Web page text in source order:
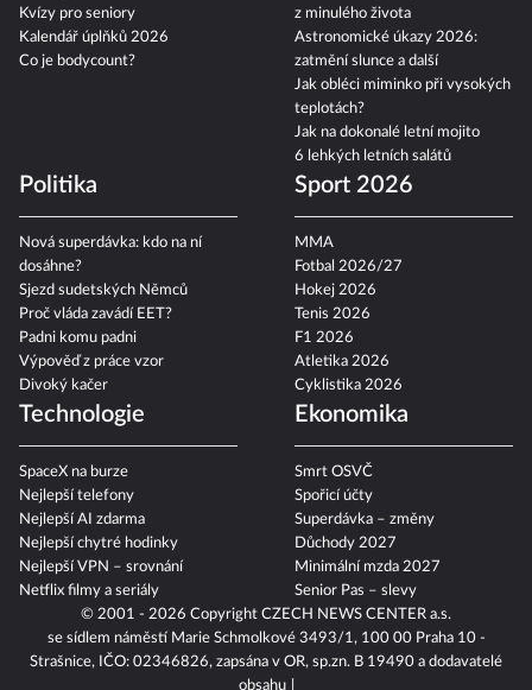
© 2001 - 2026 Copyright CZECH NEWS CENTER a.s.
se sídlem náměstí Marie Schmolkové 3493/1, 100 00 Praha 10 -
Strašnice, IČO: 02346826, zapsána v OR, sp.zn. B 19490 a dodavatelé
obsahu
Kvízy pro seniory
Kalendář úplňků 2026
Co je bodycount?
z minulého života
Astronomické úkazy 2026:
zatmění slunce a další
Jak obléci miminko při vysokých
teplotách?
Jak na dokonalé letní mojito
6 lehkých letních salátů
Politika
Nová superdávka: kdo na ní
dosáhne?
Sjezd sudetských Němců
Proč vláda zavádí EET?
Padni komu padni
Výpověď z práce vzor
Divoký kačer
Sport 2026
MMA
Fotbal 2026/27
Hokej 2026
Tenis 2026
F1 2026
Atletika 2026
Cyklistika 2026
Technologie
SpaceX na burze
Nejlepší telefony
Nejlepší AI zdarma
Nejlepší chytré hodinky
Nejlepší VPN – srovnání
Netflix filmy a seriály
Ekonomika
Smrt OSVČ
Spořicí účty
Superdávka – změny
Důchody 2027
Minimální mzda 2027
Senior Pas – slevy